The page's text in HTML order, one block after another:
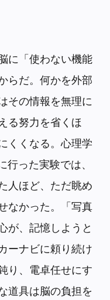
に「使わない機能
らだ。何かを外部
その情報を無理に
る努力を省くほ
くくなる。心理学
行った実験では、
人ほど、ただ眺め
なかった。「写真
が、記憶しようと
ーナビに頼り続け
り、電卓任せにす
道具は脳の負担を